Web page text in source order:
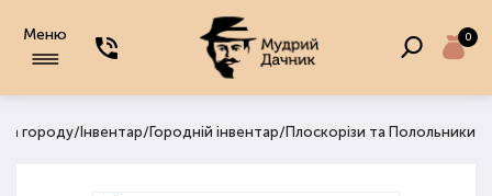
Меню 0
та городу/ Інвентар/ Городній інвентар/ Плоскорізи та Полольники